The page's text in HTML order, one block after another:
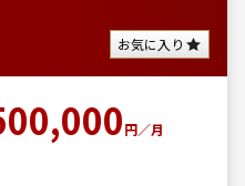
お気に入り
円／月